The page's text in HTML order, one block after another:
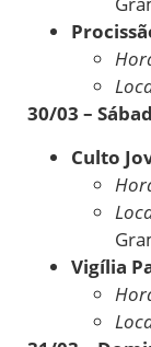
30/03 –
Culto
Vigília